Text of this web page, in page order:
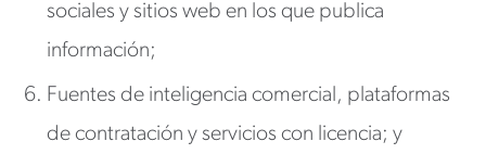
sociales y sitios web en los que publica
información;
Fuentes de inteligencia comercial, plataformas
de contratación y servicios con licencia; y